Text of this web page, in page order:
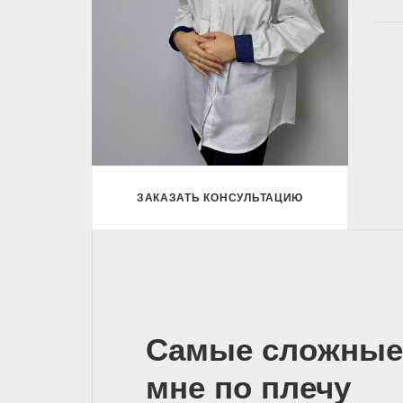
ЗАКАЗАТЬ КОНСУЛЬТАЦИЮ
Самые
мне по плечу